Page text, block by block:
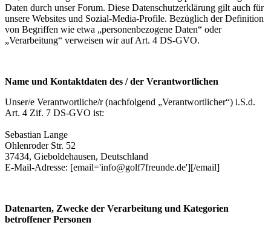
Daten durch unser Forum. Diese Datenschutzerklärung gilt auch für
unsere Websites und Sozial-Media-Profile. Bezüglich der Definition
von Begriffen wie etwa „personenbezogene Daten“ oder
„Verarbeitung“ verweisen wir auf Art. 4 DS-GVO.
Name und Kontaktdaten des / der Verantwortlichen
Unser/e Verantwortliche/r (nachfolgend „Verantwortlicher“) i.S.d.
Art. 4 Zif. 7 DS-GVO ist:
Sebastian Lange
Ohlenroder Str. 52
37434, Gieboldehausen, Deutschland
E-Mail-Adresse: [email='info@golf7freunde.de'][/email]
Datenarten, Zwecke der Verarbeitung und Kategorien
betroffener Personen